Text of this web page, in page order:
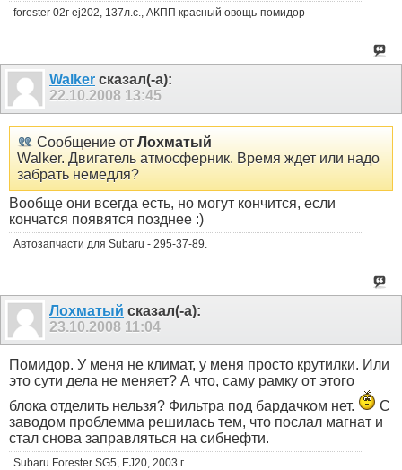
forester 02г ej202, 137л.с., АКПП красный овощь-помидор
Walker сказал(-а):
22.10.2008 13:45
Сообщение от Лохматый
Wаlkеr. Двигатель атмосферник. Время ждет или надо
забрать немедля?
Вообще они всегда есть, но могут кончится, если
кончатся появятся позднее :)
Автозапчасти для Subaru - 295-37-89.
Лохматый сказал(-а):
23.10.2008 11:04
Помидор. У меня не климат, у меня просто крутилки. Или
это сути дела не меняет? А что, саму рамку от этого
блока отделить нельзя? Фильтра под бардачком нет.
С
заводом проблемма решилась тем, что послал магнат и
стал снова заправляться на сибнефти.
Subaru Forester SG5, EJ20, 2003 г.